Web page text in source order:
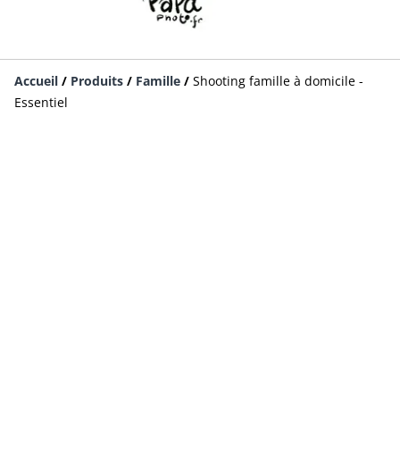
Accueil / Produits / Famille / Shooting famille à domicile -
Essentiel